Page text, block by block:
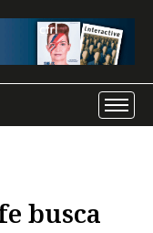
busca